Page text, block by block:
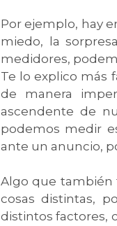
Por ejemplo, hay
miedo, la
medidores,
Te lo explico más
de manera
ascendente de
podemos medir
ante un anuncio,
Algo que también
cosas distintas,
distintos factores,